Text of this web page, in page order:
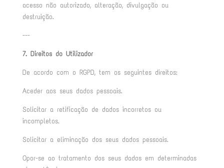
acesso não autorizado, alteração, divulgação ou
destruição.
---
7. Direitos do Utilizador
De acordo com o RGPD, tem os seguintes direitos:
Aceder aos seus dados pessoais.
Solicitar a retificação de dados incorretos ou
incompletos.
Solicitar a eliminação dos seus dados pessoais.
Opor-se ao tratamento dos seus dados em determinadas